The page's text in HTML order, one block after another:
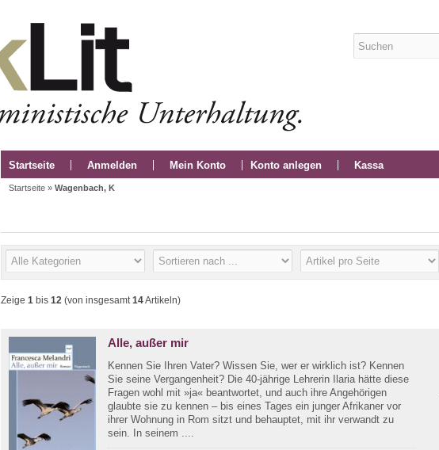
Startseite Anmelden Mein Konto Konto anlegen Kassa
Startseite » Wagenbach, K
Zeige 1 bis 12 (von insgesamt14Artikeln)
Alle, außer mir
Kennen Sie Ihren Vater? Wissen Sie, wer er wirklich ist? Kennen
Sie seine Vergangenheit? Die 40-jährige Lehrerin Ilaria hätte diese
Fragen wohl mit »ja« beantwortet, und auch ihre Angehörigen
glaubte sie zu kennen – bis eines Tages ein junger Afrikaner vor
ihrer Wohnung in Rom sitzt und behauptet, mit ihr verwandt zu
sein. In seinem ....